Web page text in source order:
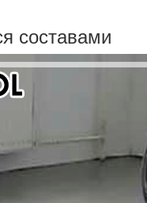
составами